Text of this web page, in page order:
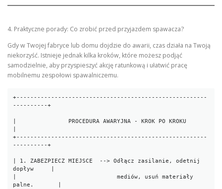
4. Praktyczne porady: Co zrobić przed przyjazdem spawacza?
Gdy w Twojej fabryce lub domu dojdzie do awarii, czas działa na Twoją
niekorzyść. Istnieje jednak kilka kroków, które możesz podjąć
samodzielnie, aby przyspieszyć akcję ratunkową i ułatwić pracę
mobilnemu zespołowi spawalniczemu.
+-------------------------------------------------------
----------+
|               PROCEDURA AWARYJNA - KROK PO KROKU
+-------------------------------------------------------
----------+
| 1. ZABEZPIECZ MIEJSCE  --> Odłącz zasilanie, odetnij
dopływ     |
|                             mediów, usuń materiały
palne.       |